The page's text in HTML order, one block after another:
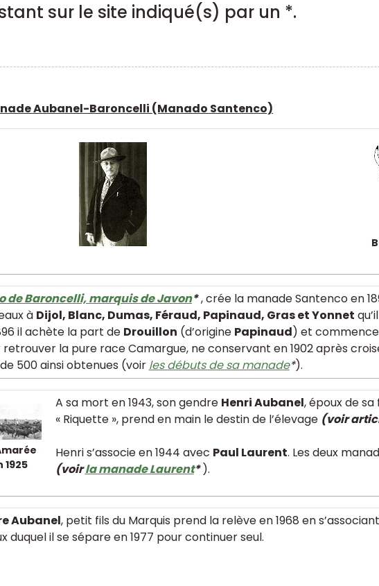
sur le site indiqué(s) par un *.
Aubanel-Baroncelli (Manado Santenco)
de Baroncelli, marquis de Javon*, crée la manade Santenco en
à Dijol, Blanc, Dumas, Féraud, Papinaud, Gras et Yonnet
il achète la part de Drouillon (d’origine Papinaud) et
retrouver la pure race Camargue, ne conservant en 1902 après
500 ainsi obtenues (voir les débuts de sa manade*).
1925
A sa mort en 1943, son gendre Henri Aubanel, époux de
« Riquette », prend en main le destin de l’élevage (voir
Henri s’associe en 1944 avec Paul Laurent. Les deux
(voirla manade Laurent* ).
Aubanel, petit fils du Marquis prend la relève en 1968 en
duquel il se sépare en 1977 pour continuer seul.